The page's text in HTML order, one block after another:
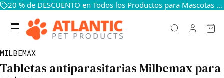
20 % de DESCUENTO en Todos los Productos para Mascotas — Mantén a Tus Mascotas Felices y Sanas
MILBEMAX
Tabletas antiparasitarias Milbemax para